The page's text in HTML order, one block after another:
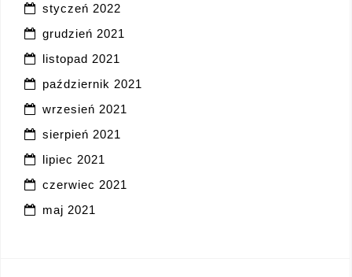
styczeń 2022
grudzień 2021
listopad 2021
październik 2021
wrzesień 2021
sierpień 2021
lipiec 2021
czerwiec 2021
maj 2021